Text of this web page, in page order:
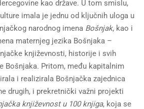
kao države. U tom smislu,
imala je jednu od ključnih uloga u
narodnog imena Bošnjak, kao i
maternjeg jezika Bošnjaka –
književnosti, historije i svih
Bošnjaka. Pritom, među kapitalnim
i realizirala Bošnjačka zajednica
drugih, i prekretnički važni projekti
književnost u 100 knjiga, koja se